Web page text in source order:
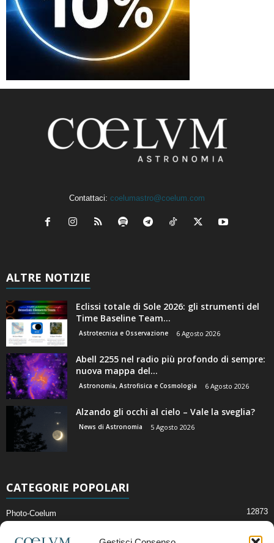
Contattaci: coelumastro@coelum.com
ALTRE NOTIZIE
Eclissi totale di Sole 2026: gli strumenti del
Time Baseline Team...
Astrotecnica e Osservazione 6 Agosto 2026
Abell 2255 nel radio più profondo di sempre:
nuova mappa del...
Astronomia, Astrofisica e Cosmologia 6 Agosto 2026
Alzando gli occhi al cielo – Vale la sveglia?
News di Astronomia 5 Agosto 2026
CATEGORIE POPOLARI
Photo-Coelum 12873